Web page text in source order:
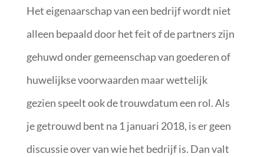
Het eigenaarschap van een bedrijf wordt niet
alleen bepaald door het feit of de partners zijn
gehuwd onder gemeenschap van goederen of
huwelijkse voorwaarden maar wettelijk
gezien speelt ook de trouwdatum een rol. Als
je getrouwd bent na 1 januari 2018, is er geen
discussie over van wie het bedrijf is. Dan valt